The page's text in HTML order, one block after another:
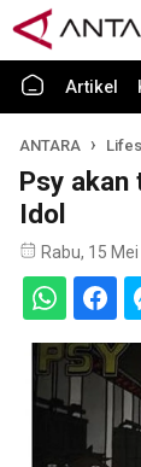
Artikel
ANTARA
Psy
Idol
Rabu, 15